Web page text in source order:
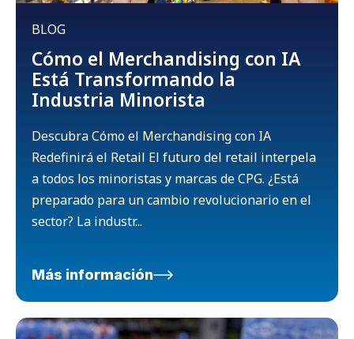
BLOG
Cómo el Merchandising con IA
Está Transformando la
Industria Minorista
Descubra Cómo el Merchandising con IA
Redefinirá el Retail El futuro del retail interpela
a todos los minoristas y marcas de CPG. ¿Está
preparado para un cambio revolucionario en el
sector? La industr...
Más información